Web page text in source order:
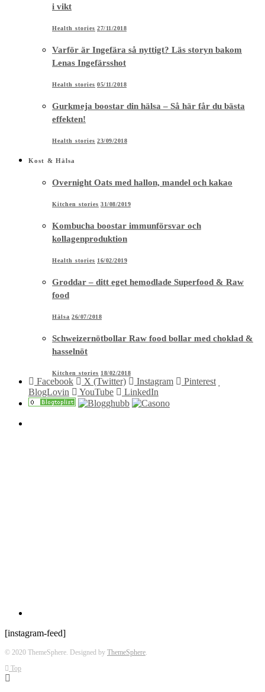
i vikt
Health stories 27/11/2018
Varför är Ingefära så nyttigt? Läs storyn bakom
Lenas Ingefärsshot
Health stories 05/11/2018
Gurkmeja boostar din hälsa – Så här får du bästa
effekten!
Health stories 23/09/2018
Kost & Hälsa
Overnight Oats med hallon, mandel och kakao
Kitchen stories 31/08/2019
Kombucha boostar immunförsvar och
kollagenproduktion
Health stories 16/02/2019
Groddar – ditt eget hemodlade Superfood & Raw
food
Hälsa 26/07/2018
Schweizernötbollar Raw food bollar med choklad &
hasselnöt
Kitchen stories 18/02/2018
Facebook X (Twitter) Instagram
Pinterest
BlogLovin
YouTube LinkedIn
[instagram-feed]
© 2020 ThemeSphere. Designed by ThemeSphere.
Top